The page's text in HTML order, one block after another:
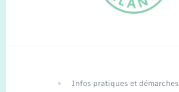
Traduction du
Infos pratiques et démarches